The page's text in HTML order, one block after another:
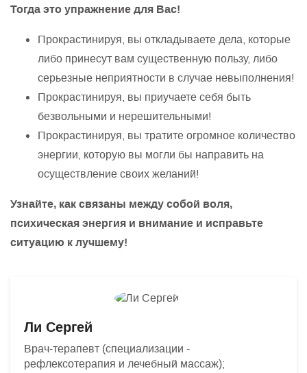
Тогда это упражнение для Вас!
Прокрастинируя, вы откладываете дела, которые
либо принесут вам существенную пользу, либо
серьезные неприятности в случае невыполнения!
Прокрастинируя, вы приучаете себя быть
безвольными и нерешительными!
Прокрастинируя, вы тратите огромное количество
энергии, которую вы могли бы направить на
осуществление своих желаний!
Узнайте, как связаны между собой воля,
психическая энергия и внимание и исправьте
ситуацию к лучшему!
Ли Сергей
Врач-терапевт (специализации -
рефлексотерапия и лечебный массаж);